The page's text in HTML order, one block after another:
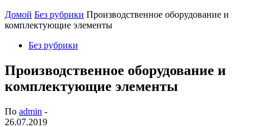
Домой Без рубрики Производственное оборудование и
комплектующие элементы
Без рубрики
Производственное оборудование и
комплектующие элементы
По admin -
26.07.2019